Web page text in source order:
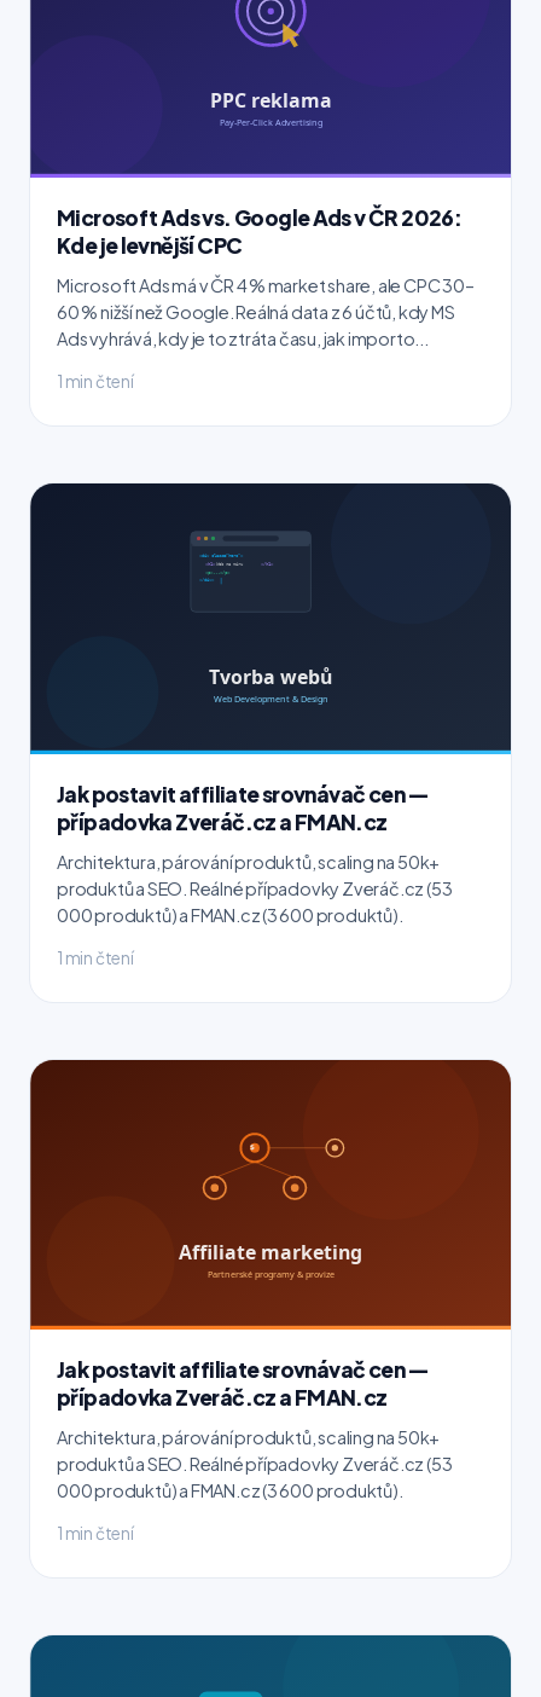
Microsoft Ads vs. Google Ads v ČR 2026:
Kde je levnější CPC
Microsoft Ads má v ČR 4 % market share, ale CPC 30–
60 % nižší než Google. Reálná data z 6 účtů, kdy MS
Ads vyhrává, kdy je to ztráta času, jak importo...
1 min čtení
Jak postavit affiliate srovnávač cen —
případovka Zveráč.cz a FMAN.cz
Architektura, párování produktů, scaling na 50k+
produktů a SEO. Reálné případovky Zveráč.cz (53
000 produktů) a FMAN.cz (3 600 produktů).
1 min čtení
Jak postavit affiliate srovnávač cen —
případovka Zveráč.cz a FMAN.cz
Architektura, párování produktů, scaling na 50k+
produktů a SEO. Reálné případovky Zveráč.cz (53
000 produktů) a FMAN.cz (3 600 produktů).
1 min čtení